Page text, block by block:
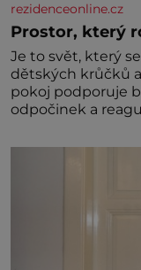
rezidenceonline.cz
Prostor, který
Je to svět, který
dětských krůčků
pokoj podporuje
odpočinek a
jednoduchost,